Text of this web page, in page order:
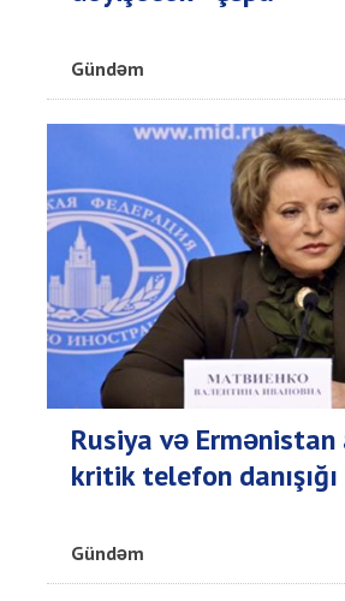
Gündəm
Rusiya və Ermənistan
kritik telefon danışığı
Gündəm